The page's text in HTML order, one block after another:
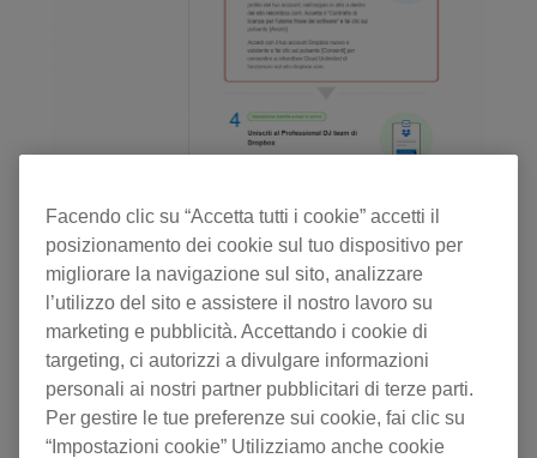
Facendo clic su “Accetta tutti i cookie” accetti il
posizionamento dei cookie sul tuo dispositivo per
migliorare la navigazione sul sito, analizzare
l’utilizzo del sito e assistere il nostro lavoro su
marketing e pubblicità. Accettando i cookie di
targeting, ci autorizzi a divulgare informazioni
personali ai nostri partner pubblicitari di terze parti.
Per gestire le tue preferenze sui cookie, fai clic su
“Impostazioni cookie” Utilizziamo anche cookie